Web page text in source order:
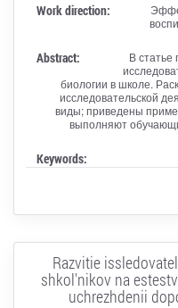
Work direction:
Abstract:
В статье
биологии в школе.
исследовательской
виды; приведены
выполняют
Keywords:
Razvitie
shkol'nikov na
uchrezhdenii